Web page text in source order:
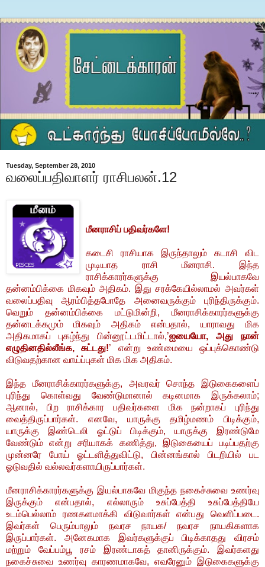
Tuesday, September 28, 2010
வலைப்பதிவாளர் ராசிபலன்.12
மீனராசிப் பதிவர்களே!
கடைசி ராசியாக இருந்தாலும் கடாசி விட
முடியாத ராசி மீனராசி. இந்த
ராசிக்காரர்களுக்கு இயல்பாகவே
தன்னம்பிக்கை மிகவும் அதிகம். இது சரக்கேயில்லாமல் அவர்கள்
வலைப்பதிவு ஆரம்பித்தபோதே அனைவருக்கும் புரிந்திருக்கும்.
வெறும் தன்னம்பிக்கை மட்டுமின்றி, மீனராசிக்காரர்களுக்கு
தன்னடக்கமும் மிகவும் அதிகம் என்பதால், யாராவது மிக
அதிகமாகப் புகழ்ந்து பின்னூட்டமிட்டால்,’ஐயையோ, அது நான்
எழுதினதில்லீங்க, சுட்டது!’ என்று உண்மையை ஒப்புக்கொண்டு
விடுவதற்கான வாய்ப்புகள் மிக மிக அதிகம்.
இந்த மீனராசிக்காரர்களுக்கு, அவரவர் சொந்த இடுகைகளைப்
புரிந்து கொள்வது வேண்டுமானால் கடினமாக இருக்கலாம்;
ஆனால், பிற ராசிக்கார பதிவர்களை மிக நன்றாகப் புரிந்து
வைத்திருப்பார்கள். எனவே, யாருக்கு தமிழ்மணம் பிடிக்கும்,
யாருக்கு இண்டெலி ஓட்டுப் பிடிக்கும், யாருக்கு இரண்டுமே
வேண்டும் என்று சரியாகக் கணித்து, இடுகையைப் படிப்பதற்கு
முன்னரே போய் ஓட்டளித்துவிட்டு, பின்னங்கால் பிடறியில் பட
ஓடுவதில் வல்லவர்களாயிருப்பார்கள்.
மீனராசிக்காரர்களுக்கு இயல்பாகவே மிகுந்த நகைச்சுவை உணர்வு
இருக்கும் என்பதால், எல்லாரும் உசுப்பேத்தி உசுப்பேத்தியே
உடம்பெல்லாம் ரணகளமாக்கி விடுவார்கள் என்பது வெளிப்படை.
இவர்கள் பெரும்பாலும் நவரச நாயக/ நவரச நாயகிகளாக
இருப்பார்கள். அனேகமாக இவர்களுக்குப் பிடிக்காதது விரசம்
மற்றும் வேப்பம்பூ ரசம் இரண்டாகத் தானிருக்கும். இவர்களது
நகைச்சுவை உணர்வு காரணமாகவே, எவரேனும் இடுகைகளுக்கு